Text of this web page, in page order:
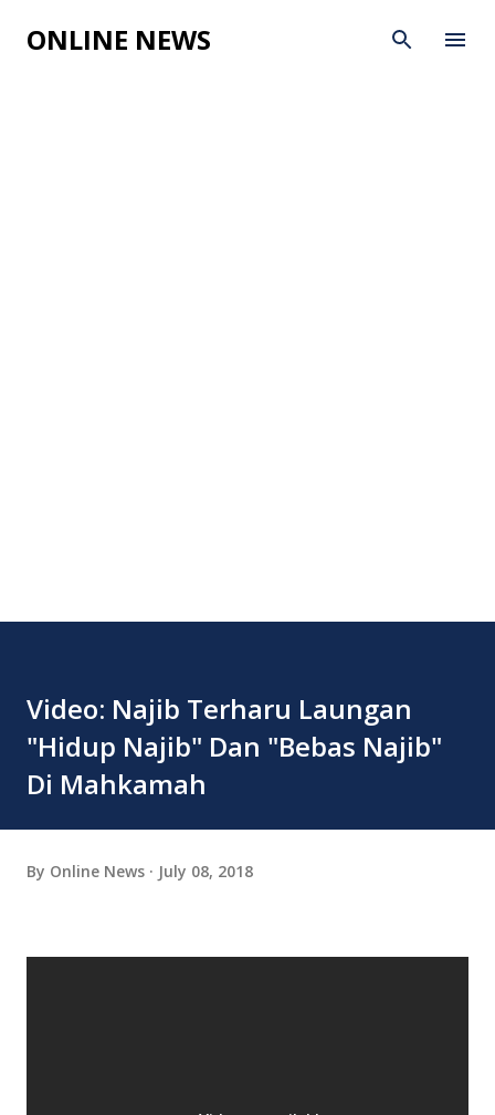
Skip to main content
ONLINE NEWS
Video: Najib Terharu Laungan
"Hidup Najib" Dan "Bebas Najib"
Di Mahkamah
By Online News July 08, 2018